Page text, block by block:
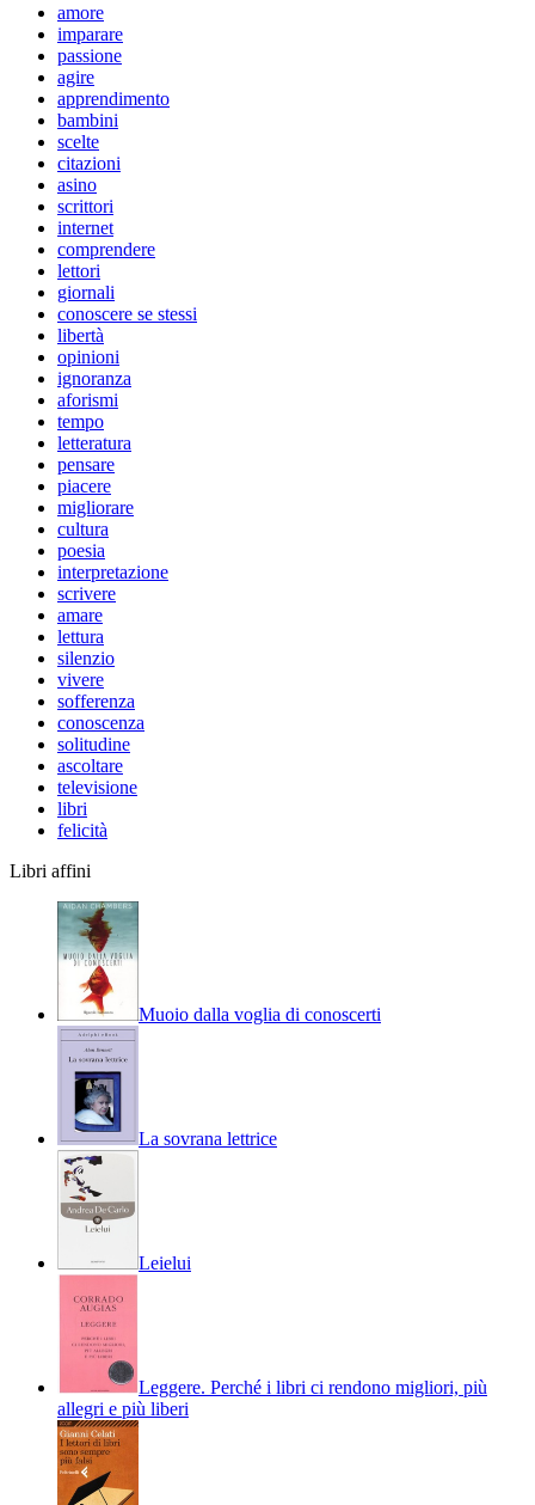
amore
imparare
passione
agire
apprendimento
bambini
scelte
citazioni
asino
scrittori
internet
comprendere
lettori
giornali
conoscere se stessi
libertà
opinioni
ignoranza
aforismi
tempo
letteratura
pensare
piacere
migliorare
cultura
poesia
interpretazione
scrivere
amare
lettura
silenzio
vivere
sofferenza
conoscenza
solitudine
ascoltare
televisione
libri
felicità
Libri affini
Muoio dalla voglia di conoscerti
La sovrana lettrice
Leielui
Leggere. Perché i libri ci rendono migliori, più
allegri e più liberi